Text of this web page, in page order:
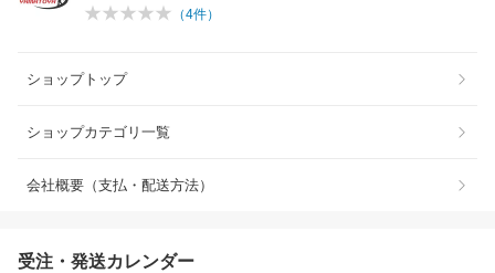
（4件）
ショップトップ
ショップカテゴリ一覧
会社概要（支払・配送方法）
受注・発送カレンダー